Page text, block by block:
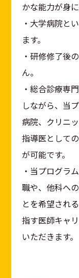
かな能力が身に
・大学病院と
ます。
・研修修了後
ん。
・総合診療専
しながら、当
病院、クリニ
指導医として
が可能です。
・当プログラ
職や、他科へ
とを希望され
指す医師キャ
いただきます。